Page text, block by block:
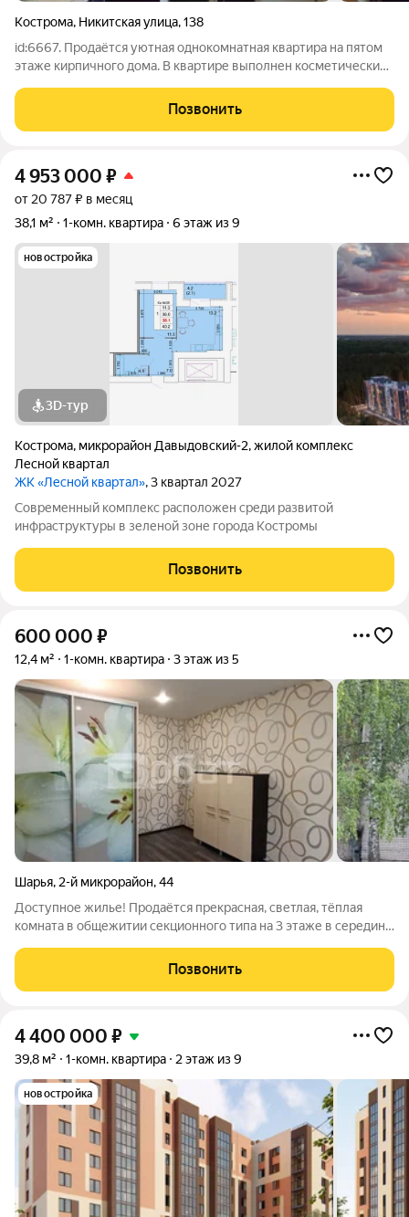
Кострома, Никитская улица,138
id:6667. Продаётся уютная однокомнатная квартира на пятом
этаже кирпичного дома. В квартире выполнен косметический
комната, откуда открывается вид на тихий двор, создаст
атмосферу уюта и
Позвонить
4 953 000 ₽
от 20 787 ₽ в месяц
38,1 м²
1-комн. квартира 6 этаж из 9
новостройка
3D-тур
Кострома, микрорайон Давыдовский-2,жилой комплекс
Лесной квартал
ЖК «Лесной квартал», 3 квартал 2027
Современный комплекс расположен среди развитой
инфраструктуры в зеленой зоне города Костромы
Позвонить
600 000 ₽
12,4 м² 1-комн. квартира 3 этаж из 5
Шарья, 2-й микрорайон,44
Доступное жилье! Продаётся прекрасная, светлая, тёплая
комната в общежитии секционного типа на 3 этаже в середине
с хорошим ремонтом, правильной квадратной формы!
Электропроводка поменяна,
Позвонить
4 400 000 ₽
39,8 м² 1-комн. квартира 2 этаж из 9
новостройка